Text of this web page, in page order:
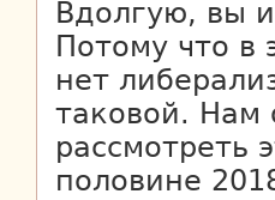
Вдолгую, вы
Потому что в
нет
таковой.
рассмотреть
половине